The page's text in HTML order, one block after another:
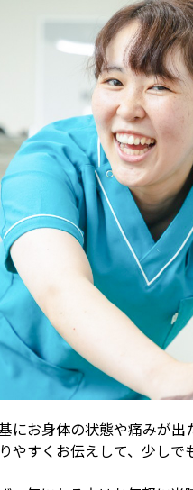
にお身体の状態や痛みが
やすくお伝えして、少しで